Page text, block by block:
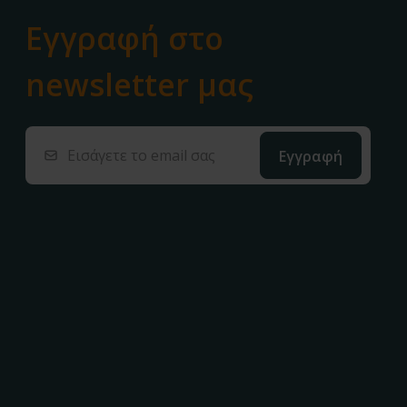
Εγγραφή στο
newsletter μας